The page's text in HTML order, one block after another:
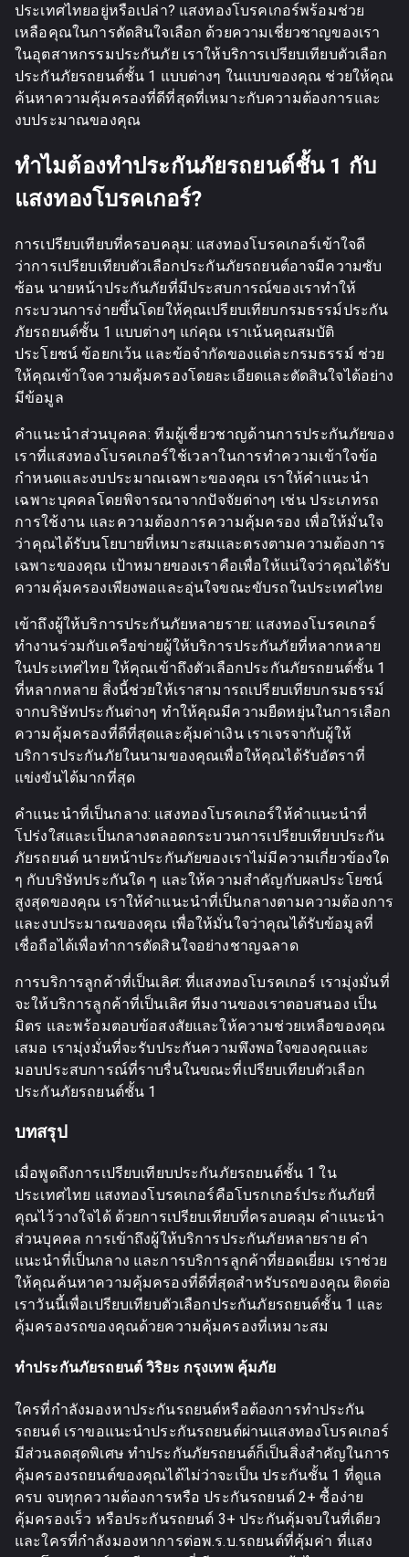
ประเทศไทยอยู่หรือเปล่า? แสงทองโบรคเกอร์พร้อมช่วย
เหลือคุณในการตัดสินใจเลือก ด้วยความเชี่ยวชาญของเรา
ในอุตสาหกรรมประกันภัย เราให้บริการเปรียบเทียบตัวเลือก
ประกันภัยรถยนต์ชั้น 1 แบบต่างๆ ในแบบของคุณ ช่วยให้คุณ
ค้นหาความคุ้มครองที่ดีที่สุดที่เหมาะกับความต้องการและ
งบประมาณของคุณ
ทำไมต้องทำประกันภัยรถยนต์ชั้น 1 กับ
แสงทองโบรคเกอร์?
การเปรียบเทียบที่ครอบคลุม: แสงทองโบรคเกอร์เข้าใจดี
ว่าการเปรียบเทียบตัวเลือกประกันภัยรถยนต์อาจมีความซับ
ซ้อน นายหน้าประกันภัยที่มีประสบการณ์ของเราทำให้
กระบวนการง่ายขึ้นโดยให้คุณเปรียบเทียบกรมธรรม์ประกัน
ภัยรถยนต์ชั้น 1 แบบต่างๆ แก่คุณ เราเน้นคุณสมบัติ
ประโยชน์ ข้อยกเว้น และข้อจำกัดของแต่ละกรมธรรม์ ช่วย
ให้คุณเข้าใจความคุ้มครองโดยละเอียดและตัดสินใจได้อย่าง
มีข้อมูล
คำแนะนำส่วนบุคคล: ทีมผู้เชี่ยวชาญด้านการประกันภัยของ
เราที่แสงทองโบรคเกอร์ใช้เวลาในการทำความเข้าใจข้อ
กำหนดและงบประมาณเฉพาะของคุณ เราให้คำแนะนำ
เฉพาะบุคคลโดยพิจารณาจากปัจจัยต่างๆ เช่น ประเภทรถ
การใช้งาน และความต้องการความคุ้มครอง เพื่อให้มั่นใจ
ว่าคุณได้รับนโยบายที่เหมาะสมและตรงตามความต้องการ
เฉพาะของคุณ เป้าหมายของเราคือเพื่อให้แน่ใจว่าคุณได้รับ
ความคุ้มครองเพียงพอและอุ่นใจขณะขับรถในประเทศไทย
เข้าถึงผู้ให้บริการประกันภัยหลายราย: แสงทองโบรคเกอร์
ทำงานร่วมกับเครือข่ายผู้ให้บริการประกันภัยที่หลากหลาย
ในประเทศไทย ให้คุณเข้าถึงตัวเลือกประกันภัยรถยนต์ชั้น 1
ที่หลากหลาย สิ่งนี้ช่วยให้เราสามารถเปรียบเทียบกรมธรรม์
จากบริษัทประกันต่างๆ ทำให้คุณมีความยืดหยุ่นในการเลือก
ความคุ้มครองที่ดีที่สุดและคุ้มค่าเงิน เราเจรจากับผู้ให้
บริการประกันภัยในนามของคุณเพื่อให้คุณได้รับอัตราที่
แข่งขันได้มากที่สุด
คำแนะนำที่เป็นกลาง: แสงทองโบรคเกอร์ให้คำแนะนำที่
โปร่งใสและเป็นกลางตลอดกระบวนการเปรียบเทียบประกัน
ภัยรถยนต์ นายหน้าประกันภัยของเราไม่มีความเกี่ยวข้องใด
ๆ กับบริษัทประกันใด ๆ และให้ความสำคัญกับผลประโยชน์
สูงสุดของคุณ เราให้คำแนะนำที่เป็นกลางตามความต้องการ
และงบประมาณของคุณ เพื่อให้มั่นใจว่าคุณได้รับข้อมูลที่
เชื่อถือได้เพื่อทำการตัดสินใจอย่างชาญฉลาด
การบริการลูกค้าที่เป็นเลิศ: ที่แสงทองโบรคเกอร์ เรามุ่งมั่นที่
จะให้บริการลูกค้าที่เป็นเลิศ ทีมงานของเราตอบสนอง เป็น
มิตร และพร้อมตอบข้อสงสัยและให้ความช่วยเหลือของคุณ
เสมอ เรามุ่งมั่นที่จะรับประกันความพึงพอใจของคุณและ
มอบประสบการณ์ที่ราบรื่นในขณะที่เปรียบเทียบตัวเลือก
ประกันภัยรถยนต์ชั้น 1
บทสรุป
เมื่อพูดถึงการเปรียบเทียบประกันภัยรถยนต์ชั้น 1 ใน
ประเทศไทย แสงทองโบรคเกอร์คือโบรกเกอร์ประกันภัยที่
คุณไว้วางใจได้ ด้วยการเปรียบเทียบที่ครอบคลุม คำแนะนำ
ส่วนบุคคล การเข้าถึงผู้ให้บริการประกันภัยหลายราย คำ
แนะนำที่เป็นกลาง และการบริการลูกค้าที่ยอดเยี่ยม เราช่วย
ให้คุณค้นหาความคุ้มครองที่ดีที่สุดสำหรับรถของคุณ ติดต่อ
เราวันนี้เพื่อเปรียบเทียบตัวเลือกประกันภัยรถยนต์ชั้น 1 และ
คุ้มครองรถของคุณด้วยความคุ้มครองที่เหมาะสม
ทำประกันภัยรถยนต์ วิริยะ กรุงเทพ คุ้มภัย
ใครที่กำลังมองหาประกันรถยนต์หรือต้องการทำประกัน
รถยนต์ เราขอแนะนำประกันรถยนต์ผ่านแสงทองโบรคเกอร์
มีส่วนลดสุดพิเศษ ทำประกันภัยรถยนต์ก็เป็นสิ่งสำคัญในการ
คุ้มครองรถยนต์ของคุณได้ไม่ว่าจะเป็น ประกันชั้น 1 ที่ดูแล
ครบ จบทุกความต้องการหรือ ประกันรถยนต์ 2+ ซื้อง่าย
คุ้มครองเร็ว หรือประกันรถยนต์ 3+ ประกันคุ้มจบในที่เดียว
และใครที่กำลังมองหาการต่อพ.ร.บ.รถยนต์ที่คุ้มค่า ที่แสง